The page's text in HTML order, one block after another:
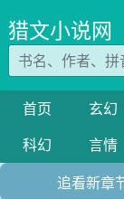
猎文小说网
首页 玄幻
科幻
言情
追看新章